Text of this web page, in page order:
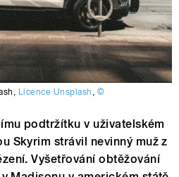
, Licence Unsplash , ©
podtržítku v uživatelském
Skyrim strávil nevinný muž z
Vyšetřování obtěžování